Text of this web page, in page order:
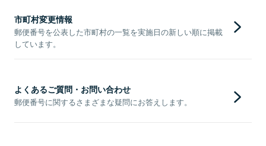
市町村変更情報
郵便番号を公表した市町村の一覧を実施日の新しい順に掲載
しています。
よくあるご質問・お問い合わせ
郵便番号に関するさまざまな疑問にお答えします。